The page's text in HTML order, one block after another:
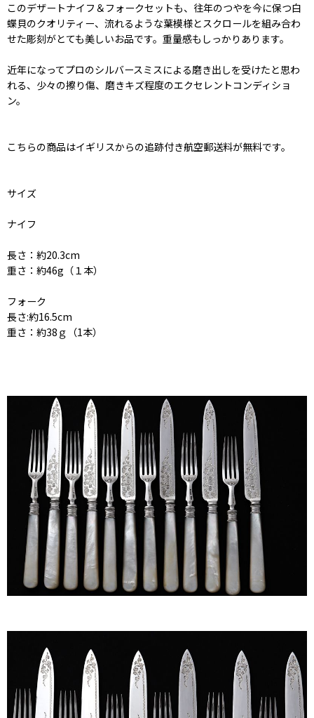
このデザートナイフ＆フォークセットも、往年のつやを今に保つ白
蝶貝のクオリティー、流れるような葉模様とスクロールを組み合わ
せた彫刻がとても美しいお品です。重量感もしっかりあります。
近年になってプロのシルバースミスによる磨き出しを受けたと思わ
れる、少々の擦り傷、磨きキズ程度のエクセレントコンディショ
ン。
こちらの商品はイギリスからの追跡付き航空郵送料が無料です。
サイズ
ナイフ
長さ：約20.3cm
重さ：約46g（１本）
フォーク
長さ:約16.5cm
重さ：約38ｇ（1本）